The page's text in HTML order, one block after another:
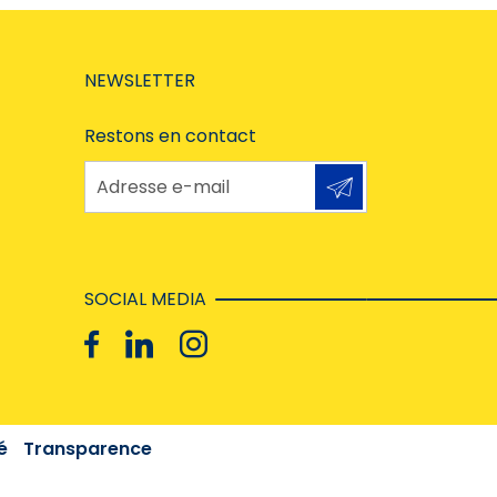
NEWSLETTER
Restons en contact
Adresse e-mail
SOCIAL MEDIA
Transparence